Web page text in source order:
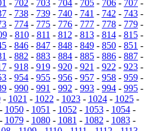
- 702 - 703 - 704 - 705 - 706 - 707 -
- 738- 739- 740- 741 - 742 - 743-
- 774 - 775 - 776 - 777 - 778 - 779 -
- 810- 811 - 812 - 813- 814- 815-
- 846 - 847 - 848 - 849 - 850 - 851 -
- 882 - 883 - 884 - 885 - 886 - 887 -
- 918- 919- 920- 921 - 922 - 923-
- 954 - 955 - 956 - 957 - 958 - 959 -
- 990 - 991 - 992 - 993 - 994 - 995 -
- 1021 - 1022 - 1023- 1024- 1025-
1050- 1051 - 1052 - 1053- 1054-
1079- 1080- 1081 - 1082 - 1083-